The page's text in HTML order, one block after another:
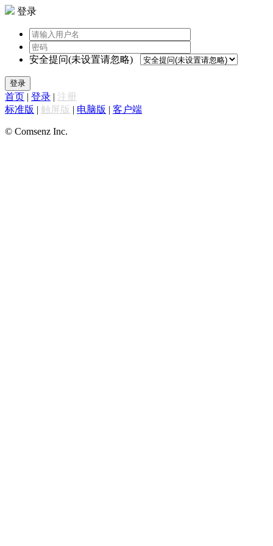
登录
安全提问(未设置请忽略)
登录
首页 | 登录 | 注册
标准版 | 触屏版 | 电脑版 | 客户端
© Comsenz Inc.